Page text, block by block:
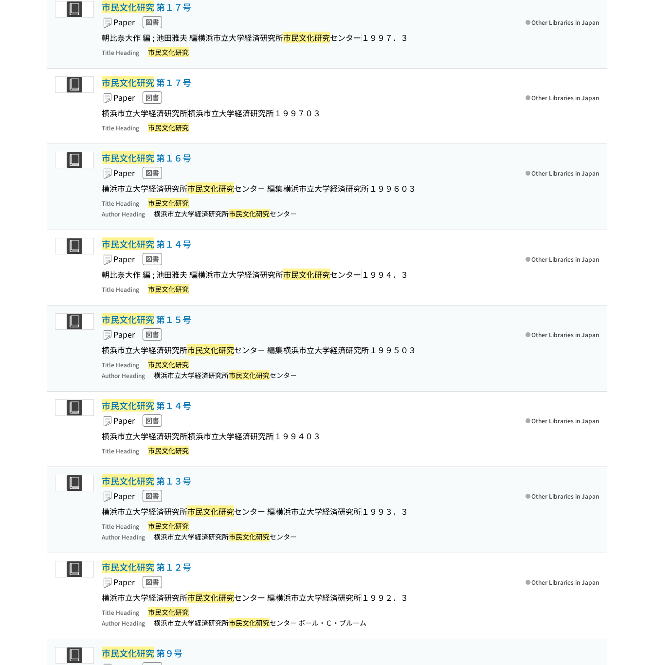
市民文化研究第１７号
Paper 図書
朝比奈大作 編 ; 池田雅夫 編横浜市立大学経済研究所市民文化研究センター １９９７．３
Other Libraries in Japan
Title Heading 市民文化研究
市民文化研究第１７号
Paper 図書
横浜市立大学経済研究所横浜市立大学経済研究所 １９９７０３
Other Libraries in Japan
Title Heading 市民文化研究
市民文化研究第１６号
Paper 図書
横浜市立大学経済研究所市民文化研究センタ－ 編集横浜市立大学経済研究所 １９９６０３
Other Libraries in Japan
Title Heading 市民文化研究
Author Heading 横浜市立大学経済研究所市民文化研究センタ－
市民文化研究第１４号
Paper 図書
朝比奈大作 編 ; 池田雅夫 編横浜市立大学経済研究所市民文化研究センター １９９４．３
Other Libraries in Japan
Title Heading 市民文化研究
市民文化研究第１５号
Paper 図書
横浜市立大学経済研究所市民文化研究センタ－ 編集横浜市立大学経済研究所 １９９５０３
Other Libraries in Japan
Title Heading 市民文化研究
Author Heading 横浜市立大学経済研究所市民文化研究センタ－
市民文化研究第１４号
Paper 図書
横浜市立大学経済研究所横浜市立大学経済研究所 １９９４０３
Other Libraries in Japan
Title Heading 市民文化研究
市民文化研究第１３号
Paper 図書
横浜市立大学経済研究所市民文化研究センター 編横浜市立大学経済研究所 １９９３．３
Other Libraries in Japan
Title Heading 市民文化研究
Author Heading 横浜市立大学経済研究所市民文化研究センター
市民文化研究第１２号
Paper 図書
横浜市立大学経済研究所市民文化研究センター 編横浜市立大学経済研究所 １９９２．３
Other Libraries in Japan
Title Heading 市民文化研究
Author Heading 横浜市立大学経済研究所市民文化研究センター ポール・Ｃ・ブルーム
市民文化研究第９号